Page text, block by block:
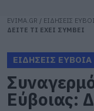
EVIMA.GR / ΕΙΔΗΣΕΙΣ
ΔΕΙΤΕ ΤΙ ΕΧΕΙ ΣΥΜΒΕΙ
ΕΙΔΗΣΕΙΣ ΕΥΒΟΙΑ
Εύβοιας: